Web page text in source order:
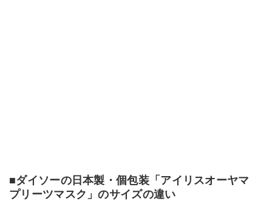
■ダイソーの日本製・個包装「アイリスオーヤマ
プリーツマスク」のサイズの違い